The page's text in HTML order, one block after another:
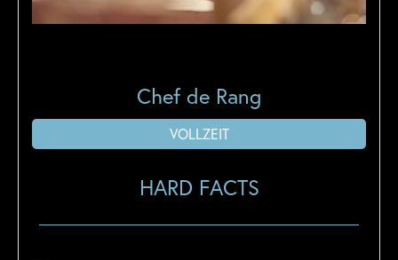
Chef de Rang
VOLLZEIT
HARD FACTS